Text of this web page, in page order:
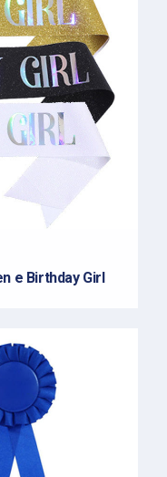
e Birthday Girl